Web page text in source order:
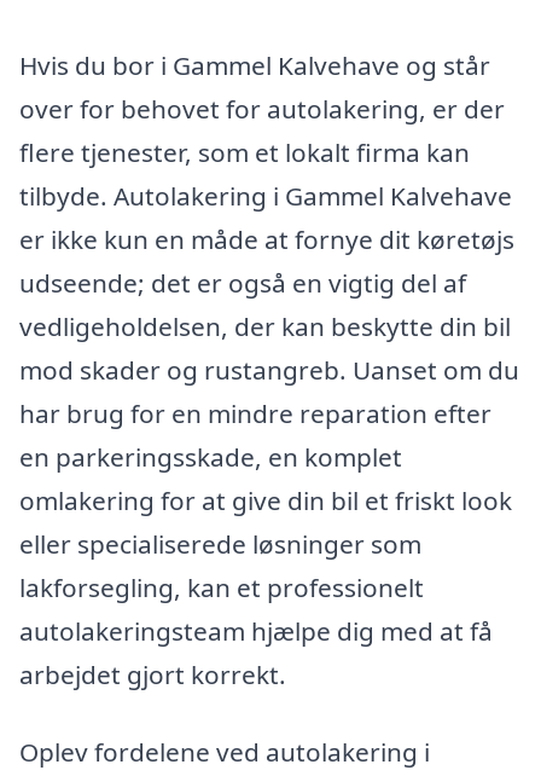
Hvis du bor i Gammel Kalvehave og står
over for behovet for autolakering, er der
flere tjenester, som et lokalt firma kan
tilbyde. Autolakering i Gammel Kalvehave
er ikke kun en måde at fornye dit køretøjs
udseende; det er også en vigtig del af
vedligeholdelsen, der kan beskytte din bil
mod skader og rustangreb. Uanset om du
har brug for en mindre reparation efter
en parkeringsskade, en komplet
omlakering for at give din bil et friskt look
eller specialiserede løsninger som
lakforsegling, kan et professionelt
autolakeringsteam hjælpe dig med at få
arbejdet gjort korrekt.
Oplev fordelene ved autolakering i